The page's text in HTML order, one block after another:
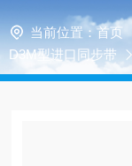
当前位置： 首页
D3M型进口同步带
M570、3M567、